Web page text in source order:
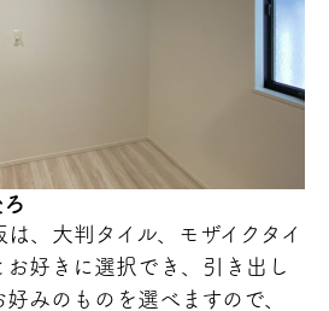
、大判タイル、モザイクタイ
好きに選択でき、引き出し
みのものを選べますので、